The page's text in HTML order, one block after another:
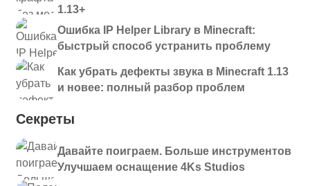
1.13+
Ошибка IP Helper Library в Minecraft:
быстрый способ устранить проблему
Как убрать дефекты звука в Minecraft 1.13
и новее: полный разбор проблем
Секреты
Давайте поиграем. Больше инструментов
Улучшаем оснащение 4Ks Studios